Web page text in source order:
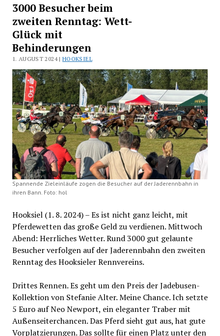
3000 Besucher beim
zweiten Renntag: Wett-
Glück mit
Behinderungen
1. AUGUST 2024 |HOOKSIEL
Spannende Zieleinläufe zogen die Besucher auf der Jaderennbahn in
ihren Bann. Foto: hol
Hooksiel (1. 8. 2024) – Es ist nicht ganz leicht, mit
Pferdewetten das große Geld zu verdienen. Mittwoch
Abend: Herrliches Wetter. Rund 3000 gut gelaunte
Besucher verfolgen auf der Jaderennbahn den zweiten
Renntag des Hooksieler Rennvereins.
Drittes Rennen. Es geht um den Preis der Jadebusen-
Kollektion von Stefanie Alter. Meine Chance. Ich setzte
5 Euro auf Neo Newport, ein eleganter Traber mit
Außenseiterchancen. Das Pferd sieht gut aus, hat gute
Vorplatzierungen. Das sollte für einen Platz unter den